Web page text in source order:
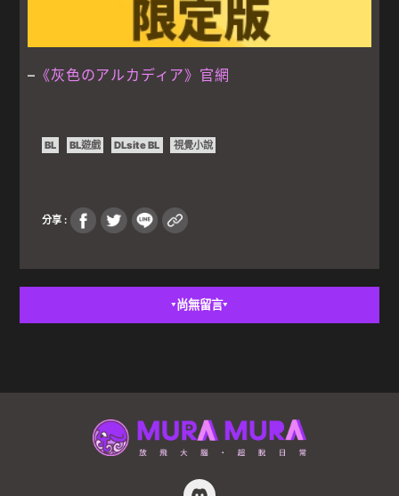
– 《灰色のアルカディア》官網
BL BL遊戲 DLsite BL 視覺小說
分享 :
▼ 尚無留言▼